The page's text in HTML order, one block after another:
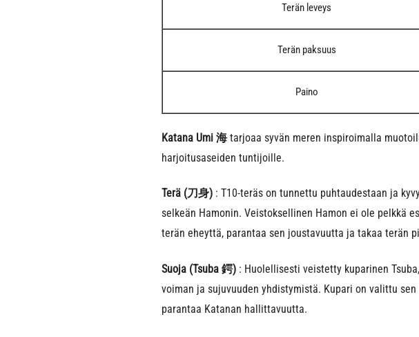
Terän leveys
Terän paksuus
Paino
Katana Umi 海tarjoaa syvän meren inspiroimalla
harjoitusaseiden tuntijoille.
Terä (刀身): T10-teräs on tunnettu puhtaudestaan ja
selkeän Hamonin. Veistoksellinen Hamon ei ole pelkkä
terän eheyttä, parantaa sen joustavuutta ja takaa terän
Suoja (Tsuba 鍔): Huolellisesti veistetty kuparinen
voiman ja sujuvuuden yhdistymistä. Kupari on valittu
parantaa Katanan hallittavuutta.